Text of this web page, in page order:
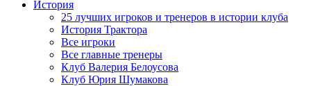
История
25 лучших игроков и тренеров в истории клуба
История Трактора
Все игроки
Все главные тренеры
Клуб Валерия Белоусова
Клуб Юрия Шумакова